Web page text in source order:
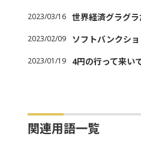
2023/03/16 世界経済グラグ
2023/02/09 ソフトバンクシ
2023/01/19 4円の行って来い
関連用語一覧